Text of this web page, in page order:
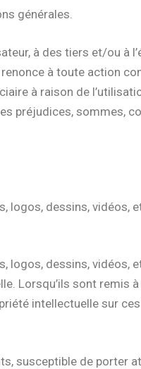
générales.
à des tiers et/ou à
à toute action
à raison de
préjudices, sommes,
logos, dessins, vidéos,
logos, dessins, vidéos,
Lorsqu’ils sont remis
intellectuelle sur
susceptible de porter